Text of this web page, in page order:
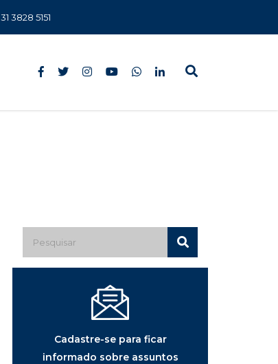
31 3828 5151
Cadastre-se para ficar
informado sobre assuntos